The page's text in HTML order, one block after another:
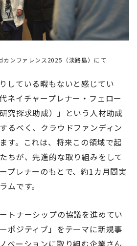
ンファレンス2025（淡路島）にて
している暇もないと感じてい
ネイチャープレナー・フェロー
究探求助成）」という人材助成
るべく、クラウドファンディン
す。これは、将来この領域で起
ちが、先進的な取り組みをして
プレナーのもとで、約1カ月間実
ムです。
トナーシップの協議を進めてい
ポジティブ」をテーマに新規事